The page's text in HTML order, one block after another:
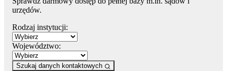
urzędów.
Rodzaj instytucji:
Województwo:
Szukaj danych kontaktowych